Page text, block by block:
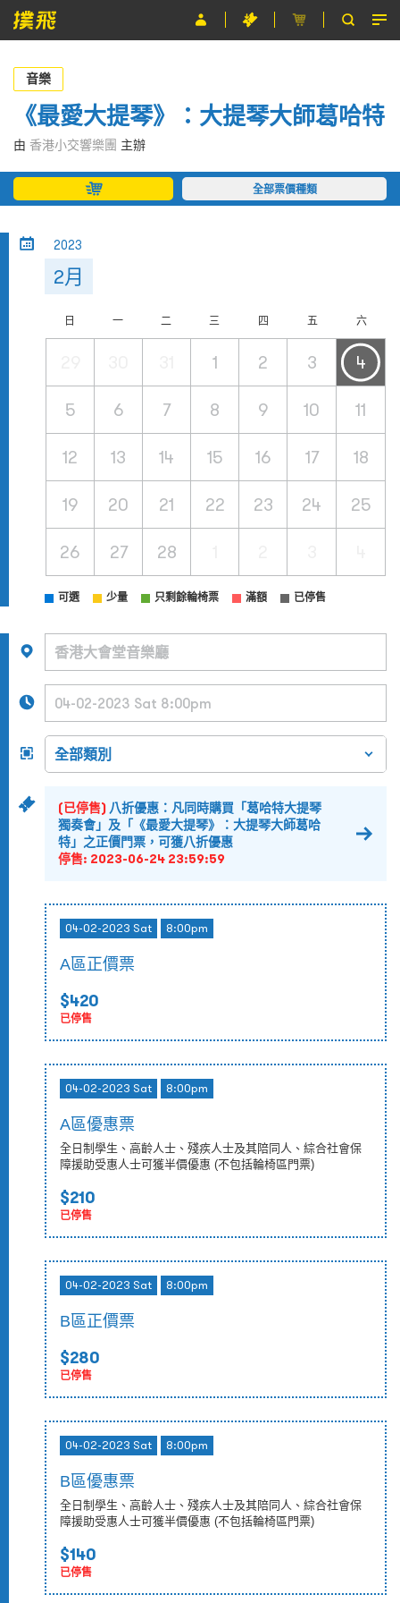
節目
主辦單位
關於撲飛
條款及細則
音樂
《最愛大提琴》：大提琴大師葛哈特
由 香港小交響樂團 主辦
全部票價種類
2023
2月
日 一 二 三 四 五 六
1 2 3 4
5 6 7 8 9 10 11
12 13 14 15 16 17 18
19 20 21 22 23 24 25
26 27 28
可選 少量 只剩餘輪椅票 滿額 已停售
(已停售) 八折優惠：凡同時購買「葛哈特大提琴
獨奏會」及「《最愛大提琴》：大提琴大師葛哈
特」之正價門票，可獲八折優惠
停售: 2023-06-24 23:59:59
04-02-2023 Sat 8:00pm
A區正價票
$420
已停售
04-02-2023 Sat 8:00pm
A區優惠票
全日制學生、高齡人士、殘疾人士及其陪同人、綜合社會保
障援助受惠人士可獲半價優惠 (不包括輪椅區門票)
$210
已停售
04-02-2023 Sat 8:00pm
B區正價票
$280
已停售
04-02-2023 Sat 8:00pm
B區優惠票
全日制學生、高齡人士、殘疾人士及其陪同人、綜合社會保
障援助受惠人士可獲半價優惠 (不包括輪椅區門票)
$140
已停售